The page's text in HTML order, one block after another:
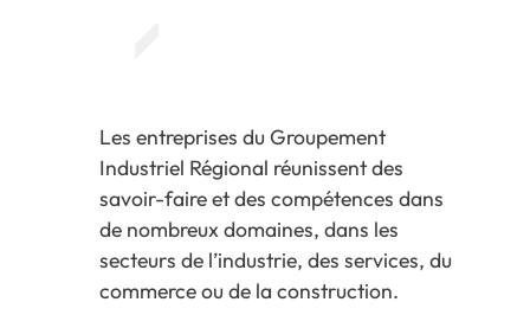
Les entreprises du Groupement
Industriel Régional réunissent des
savoir-faire et des compétences dans
de nombreux domaines, dans les
secteurs de l’industrie, des services, du
commerce ou de la construction.